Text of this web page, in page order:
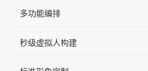
多功能编排
秒级虚拟人构建